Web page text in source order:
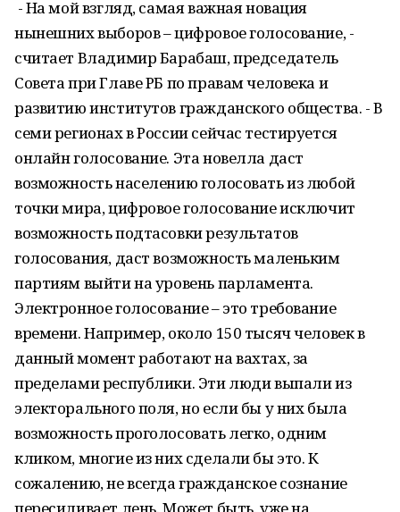
- На мой взгляд, самая важная новация
нынешних выборов – цифровое голосование, -
считает Владимир Барабаш, председатель
Совета при Главе РБ по правам человека и
развитию институтов гражданского общества. - В
семи регионах в России сейчас тестируется
онлайн голосование. Эта новелла даст
возможность населению голосовать из любой
точки мира, цифровое голосование исключит
возможность подтасовки результатов
голосования, даст возможность маленьким
партиям выйти на уровень парламента.
Электронное голосование – это требование
времени. Например, около 150 тысяч человек в
данный момент работают на вахтах, за
пределами республики. Эти люди выпали из
электорального поля, но если бы у них была
возможность проголосовать легко, одним
кликом, многие из них сделали бы это. К
сожалению, не всегда гражданское сознание